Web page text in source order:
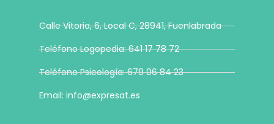
Calle Vitoria, 6, Local C, 28941, Fuenlabrada
Teléfono Logopedia: 641 17 78 72
Teléfono Psicología: 679 06 84 23
Email: info@expresat.es